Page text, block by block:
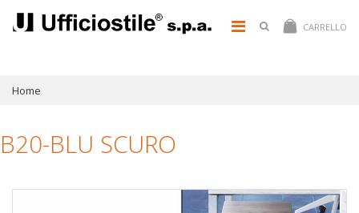
CARRELLO
Home
B20-BLU SCURO